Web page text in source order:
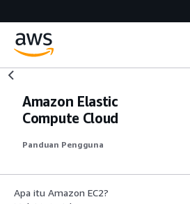
Amazon Elastic
Compute Cloud
Panduan Pengguna
Apa itu Amazon EC2?